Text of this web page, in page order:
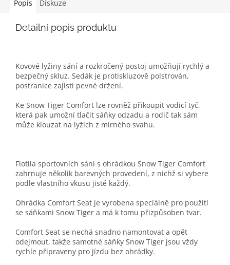
Popis Diskuze
Detailní popis produktu
Kovové lyžiny sání a rozkročený postoj umožňují rychlý a
bezpečný skluz. Sedák je protiskluzově polstrován,
postranice zajistí pevné držení.
Ke Snow Tiger Comfort lze rovněž přikoupit vodicí tyč,
která pak umožní tlačit sáňky odzadu a rodič tak sám
může klouzat na lyžích z mírného svahu.
Flotila sportovních sání s ohrádkou Snow Tiger Comfort
zahrnuje několik barevných provedení, z nichž si vybere
podle vlastního vkusu jistě každý.
Ohrádka Comfort Seat je vyrobena speciálně pro použití
se sáňkami Snow Tiger a má k tomu přizpůsoben tvar.
Comfort Seat se nechá snadno namontovat a opět
odejmout, takže samotné sáňky Snow Tiger jsou vždy
rychle připraveny pro jízdu bez ohrádky.